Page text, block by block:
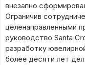
внезапно
Ограничив
целенаправленными
руководство Santa
разработку
более десяти лет